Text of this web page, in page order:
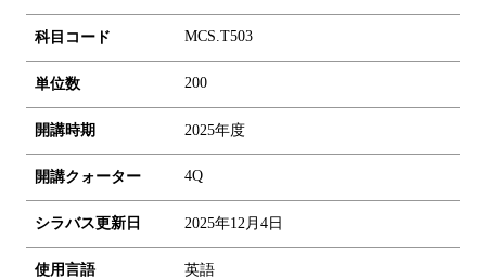
科目コード MCS.T503
単位数 200
開講時期 2025年度
開講クォーター 4Q
シラバス更新日 2025年12月4日
使用言語 英語